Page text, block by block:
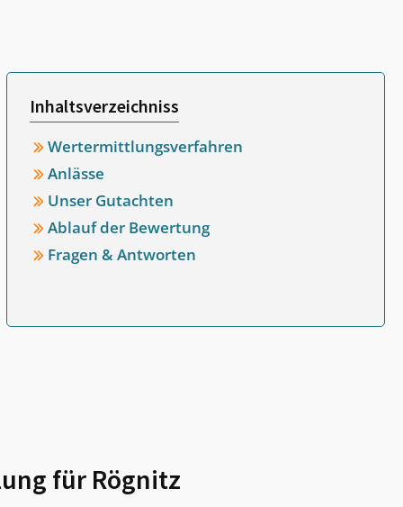
Inhaltsverzeichniss
Wertermittlungsverfahren
Anlässe
Unser Gutachten
Ablauf der Bewertung
Fragen & Antworten
für Rögnitz